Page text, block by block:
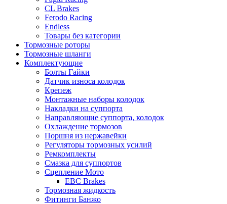
CL Brakes
Ferodo Racing
Endless
Товары без категории
Тормозные роторы
Тормозные шланги
Комплектующие
Болты Гайки
Датчик износа колодок
Крепеж
Монтажные наборы колодок
Накладки на суппорта
Направляющие суппорта, колодок
Охлаждение тормозов
Поршня из нержавейки
Регуляторы тормозных усилий
Ремкомплекты
Смазка для суппортов
Сцепление Мото
EBC Brakes
Тормозная жидкость
Фитинги Банжо